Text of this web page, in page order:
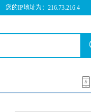
您的IP地址为：216.73.216.4